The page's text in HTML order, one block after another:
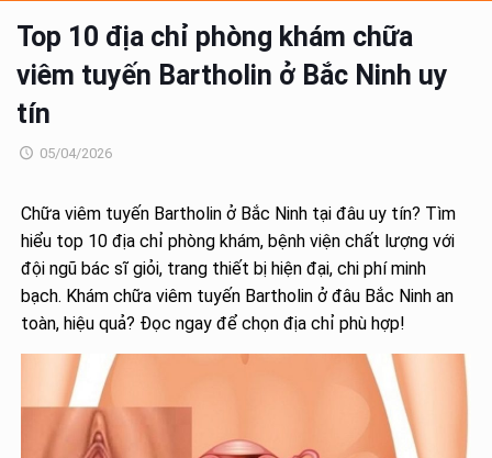
Top 10 địa chỉ phòng khám chữa
viêm tuyến Bartholin ở Bắc Ninh uy
tín
05/04/2026
Chữa viêm tuyến Bartholin ở Bắc Ninh tại đâu uy tín? Tìm
hiểu top 10 địa chỉ phòng khám, bệnh viện chất lượng với
đội ngũ bác sĩ giỏi, trang thiết bị hiện đại, chi phí minh
bạch. Khám chữa viêm tuyến Bartholin ở đâu Bắc Ninh an
toàn, hiệu quả? Đọc ngay để chọn địa chỉ phù hợp!